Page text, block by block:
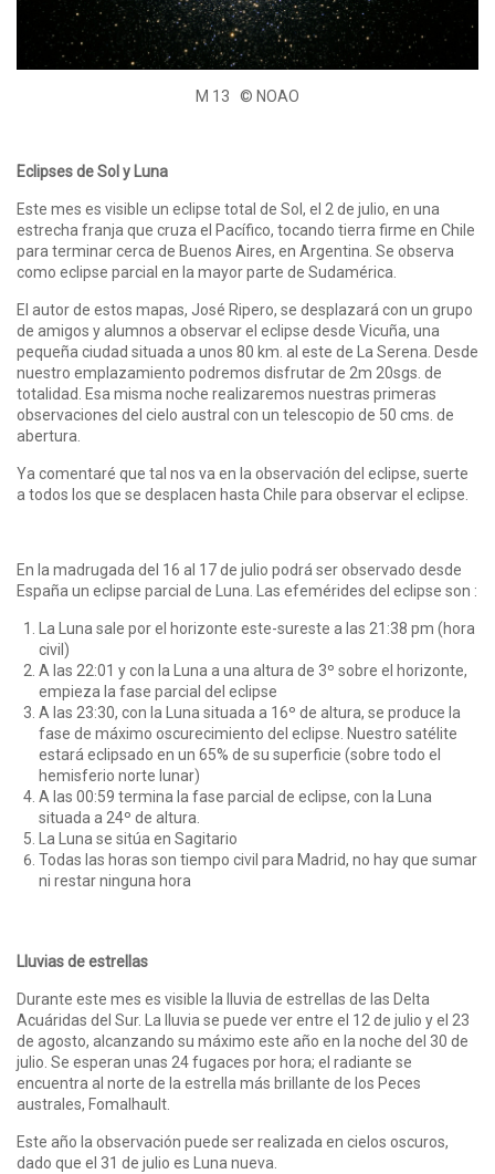
M 13 © NOAO
Eclipses de Sol y Luna
Este mes es visible un eclipse total de Sol, el 2 de julio, en una
estrecha franja que cruza el Pacífico, tocando tierra firme en Chile
para terminar cerca de Buenos Aires, en Argentina. Se observa
como eclipse parcial en la mayor parte de Sudamérica.
El autor de estos mapas, José Ripero, se desplazará con un grupo
de amigos y alumnos a observar el eclipse desde Vicuña, una
pequeña ciudad situada a unos 80 km. al este de La Serena. Desde
nuestro emplazamiento podremos disfrutar de 2m 20sgs. de
totalidad. Esa misma noche realizaremos nuestras primeras
observaciones del cielo austral con un telescopio de 50 cms. de
abertura.
Ya comentaré que tal nos va en la observación del eclipse, suerte
a todos los que se desplacen hasta Chile para observar el eclipse.
En la madrugada del 16 al 17 de julio podrá ser observado desde
España un eclipse parcial de Luna. Las efemérides del eclipse son :
La Luna sale por el horizonte este-sureste a las 21:38 pm (hora
civil)
A las 22:01 y con la Luna a una altura de 3º sobre el horizonte,
empieza la fase parcial del eclipse
A las 23:30, con la Luna situada a 16º de altura, se produce la
fase de máximo oscurecimiento del eclipse. Nuestro satélite
estará eclipsado en un 65% de su superficie (sobre todo el
hemisferio norte lunar)
A las 00:59 termina la fase parcial de eclipse, con la Luna
situada a 24º de altura.
La Luna se sitúa en Sagitario
Todas las horas son tiempo civil para Madrid, no hay que sumar
ni restar ninguna hora
Lluvias de estrellas
Durante este mes es visible la lluvia de estrellas de las Delta
Acuáridas del Sur. La lluvia se puede ver entre el 12 de julio y el 23
de agosto, alcanzando su máximo este año en la noche del 30 de
julio. Se esperan unas 24 fugaces por hora; el radiante se
encuentra al norte de la estrella más brillante de los Peces
australes, Fomalhault.
Este año la observación puede ser realizada en cielos oscuros,
dado que el 31 de julio es Luna nueva.